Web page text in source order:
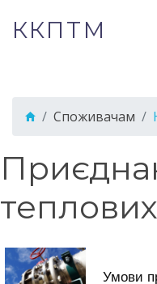
ККПТМ
Споживачам
Умови